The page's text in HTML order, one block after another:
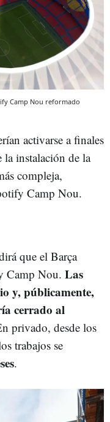
Camp Nou reformado
activarse a finales
la instalación de la
compleja,
Camp Nou.
que el Barça
Camp Nou. Las
y, públicamente,
cerrado al
privado, desde los
trabajos se
.